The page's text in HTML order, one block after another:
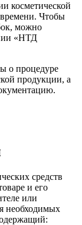
косметической
Чтобы
можно
«НТД
о процедуре
продукции, а
средств
и его
или
необходимых